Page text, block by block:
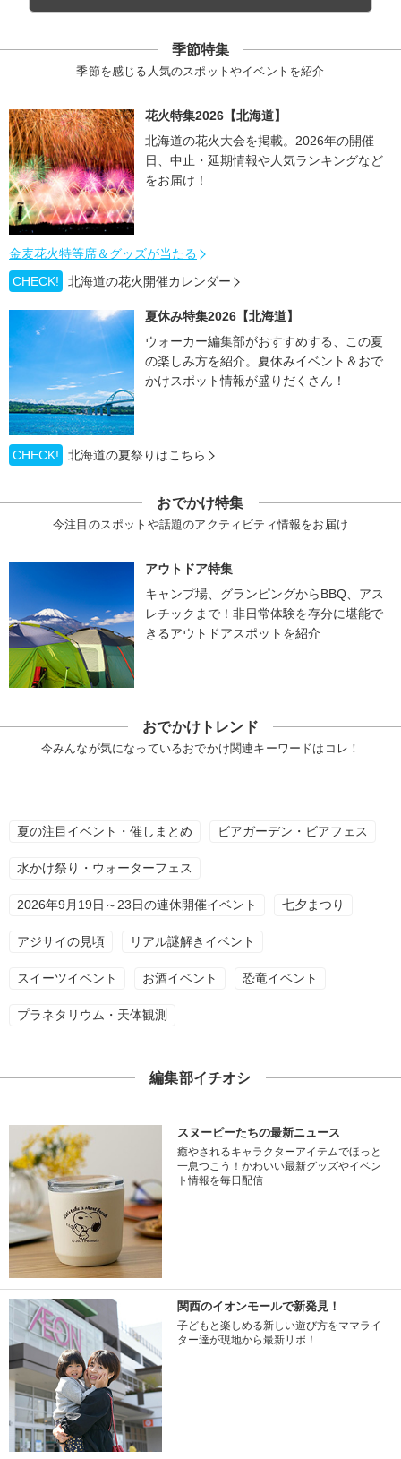
季節特集
季節を感じる人気のスポットやイベントを紹介
花火特集2026【北海道】
北海道の花火大会を掲載。2026年の開催
日、中止・延期情報や人気ランキングなど
をお届け！
金麦花火特等席＆グッズが当たる
CHECK!
北海道の花火開催カレンダー
夏休み特集2026【北海道】
ウォーカー編集部がおすすめする、この夏
の楽しみ方を紹介。夏休みイベント＆おで
かけスポット情報が盛りだくさん！
CHECK! 北海道の夏祭りはこちら
おでかけ特集
今注目のスポットや話題のアクティビティ情報をお届け
アウトドア特集
キャンプ場、グランピングからBBQ、アス
レチックまで！非日常体験を存分に堪能で
きるアウトドアスポットを紹介
おでかけトレンド
今みんなが気になっているおでかけ関連キーワードはコレ！
夏の注目イベント・催しまとめ ビアガーデン・ビアフェス
水かけ祭り・ウォーターフェス
2026年9月19日～23日の連休開催イベント 七夕まつり
アジサイの見頃 リアル謎解きイベント
スイーツイベント お酒イベント 恐竜イベント
プラネタリウム・天体観測
編集部イチオシ
スヌーピーたちの最新ニュース
癒やされるキャラクターアイテムでほっと
一息つこう！かわいい最新グッズやイベン
ト情報を毎日配信
関西のイオンモールで新発見！
子どもと楽しめる新しい遊び方をママライ
ター達が現地から最新リポ！